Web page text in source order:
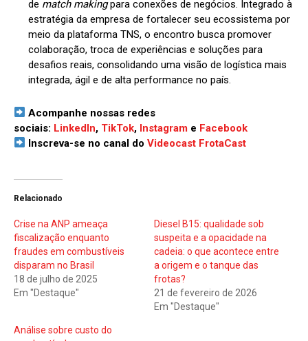
de match makingpara conexões de negócios. Integrado à
estratégia da empresa de fortalecer seu ecossistema por
meio da plataforma TNS, o encontro busca promover
colaboração, troca de experiências e soluções para
desafios reais, consolidando uma visão de logística mais
integrada, ágil e de alta performance no país.
Acompanhe nossas redes
sociais: LinkedIn, TikTok, Instagram e Facebook
Inscreva-se no canal doVideocast FrotaCast
Relacionado
Crise na ANP ameaça
fiscalização enquanto
fraudes em combustíveis
disparam no Brasil
18 de julho de 2025
Em "Destaque"
Diesel B15: qualidade sob
suspeita e a opacidade na
cadeia: o que acontece entre
a origem e o tanque das
frotas?
21 de fevereiro de 2026
Em "Destaque"
Análise sobre custo do